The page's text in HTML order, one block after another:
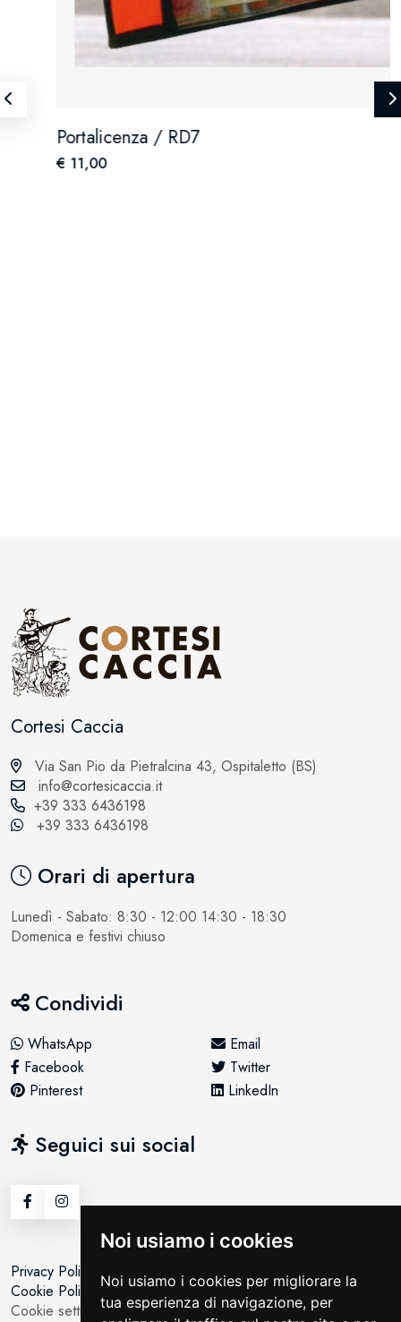
Noi usiamo i cookies
Noi usiamo i cookies per migliorare la
tua esperienza di navigazione, per
Portalicenza / RD7
€ 11,00
Cortesi Caccia
Via San Pio da Pietralcina 43, Ospitaletto (BS)
info@cortesicaccia.it
+39 333 6436198
+39 333 6436198
Orari di apertura
Lunedì - Sabato: 8:30 - 12:00 14:30 - 18:30
Domenica e festivi chiuso
Condividi
WhatsApp
Email
Facebook
Twitter
Pinterest
LinkedIn
Seguici sui social
Privacy Policy
Cookie Policy
Cookie setting